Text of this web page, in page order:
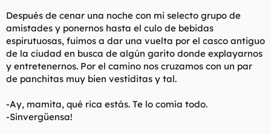
Después de cenar una noche con mi selecto grupo de
amistades y ponernos hasta el culo de bebidas
espirutuosas, fuimos a dar una vuelta por el casco antiguo
de la ciudad en busca de algún garito donde explayarnos
y entretenernos. Por el camino nos cruzamos con un par
de panchitas muy bien vestiditas y tal.
-Ay, mamita, qué rica estás. Te lo comía todo.
-Sinvergüensa!